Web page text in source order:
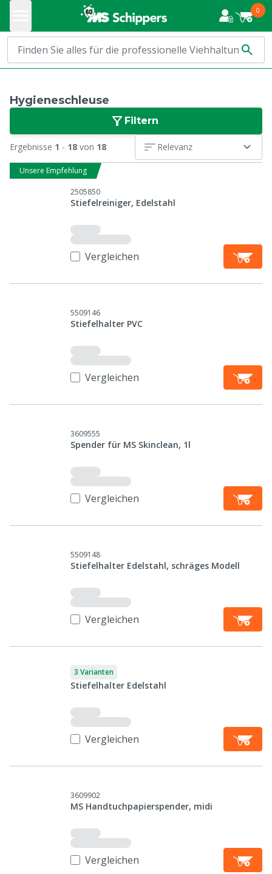
0
Hygieneschleuse
Filtern
Ergebnisse 1 - 18 von 18 Relevanz
Unsere Empfehlung
2505850
Stiefelreiniger, Edelstahl
Vergleichen
5509146
Stiefelhalter PVC
Vergleichen
3609555
Spender für MS Skinclean, 1l
Vergleichen
5509148
Stiefelhalter Edelstahl, schräges Modell
Vergleichen
3 Varianten
Stiefelhalter Edelstahl
Vergleichen
3609902
MS Handtuchpapierspender, midi
Vergleichen